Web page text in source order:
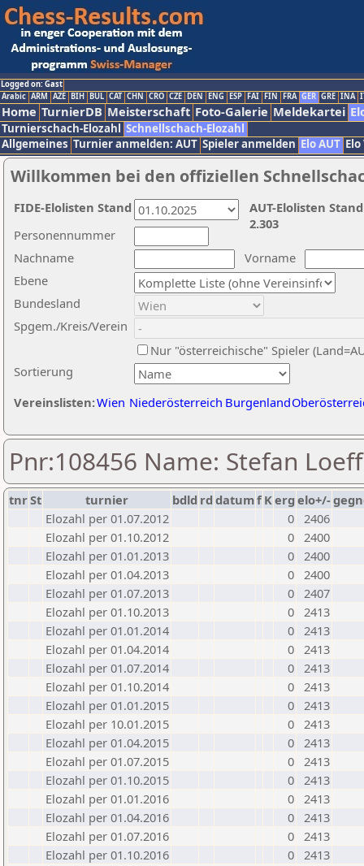
Logged on: Gast
Arabic ARM AZE BIH BUL CAT CHN CRO CZE DEN ENG ESP FAI FIN FRA GER GRE INA
Home TurnierDB Meisterschaft Foto-Galerie Meldekartei
Turnierschach-Elozahl Schnellschach-Elozahl
Allgemeines Turnier anmelden: AUT Spieler anmelden Elo AUT
Willkommen bei den offiziellen
Nachname
Vorname
Ebene
Sortierung
Personennummer
Bundesland
Spgem./Kreis/Verein
Nur "österreichische" Spieler
Vereinslisten:Wien Niederösterreich Burgenland
AUT-Elolisten
2.303
FIDE-Elolisten Stand
Pnr:108456 Name: Stefan
tnrSt turnier bdld rd datumf Kerg elo+/-
Elozahl per 01.07.2012
0 2406
Elozahl per 01.10.2012
0 2400
Elozahl per 01.01.2013
0 2400
Elozahl per 01.04.2013
0 2400
Elozahl per 01.07.2013
0 2407
Elozahl per 01.10.2013
0 2413
Elozahl per 01.01.2014
0 2413
Elozahl per 01.04.2014
0 2413
Elozahl per 01.07.2014
0 2413
Elozahl per 01.10.2014
0 2413
Elozahl per 01.01.2015
0 2413
Elozahl per 10.01.2015
0 2413
Elozahl per 01.04.2015
0 2413
Elozahl per 01.07.2015
0 2413
Elozahl per 01.10.2015
0 2413
Elozahl per 01.01.2016
0 2413
Elozahl per 01.04.2016
0 2413
Elozahl per 01.07.2016
0 2413
Elozahl per 01.10.2016
0 2413